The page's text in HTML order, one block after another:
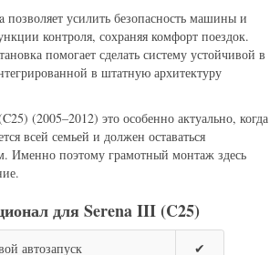
позволяет усилить безопасность машины и
контроля, сохраняя комфорт поездок.
помогает сделать систему устойчивой в
в штатную архитектуру
(2005–2012) это особенно актуально, когда
всей семьей и должен оставаться
Именно поэтому грамотный монтаж здесь
для Serena III (C25)
автозапуск ✔